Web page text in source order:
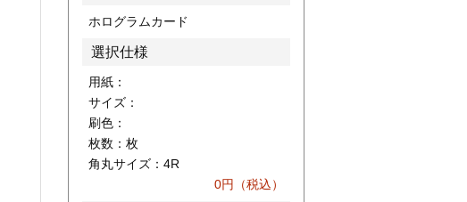
ホログラムカード
選択仕様
用紙：
サイズ：
刷色：
枚数： 枚
角丸サイズ： 4R
0円（税込）